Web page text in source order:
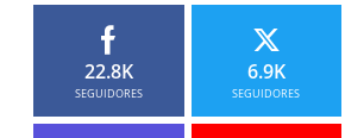
22.8K
SEGUIDORES
6.9K
SEGUIDORES